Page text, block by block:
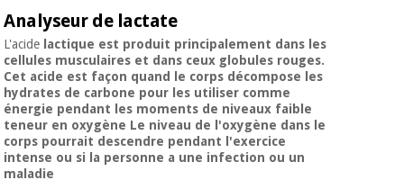
Nos
produits
Kinefis
Nouveautes
du
corps
Dentisterie
équipement
médical
Nos
produits
Kinefis
Nouveautes
de vie
et
soins
du
corps
Dentisterie
Analyseur de lactate
L'acide lactique est produit principalement dans les
cellules musculaires et dans ceux globules rouges.
Cet acide est façon quand le corps décompose les
hydrates de carbone pour les utiliser comme
énergie pendant les moments de niveaux faible
teneur en oxygène Le niveau de l'oxygène dans le
corps pourrait descendre pendant l'exercice
intense ou si la personne a une infection ou un
maladie